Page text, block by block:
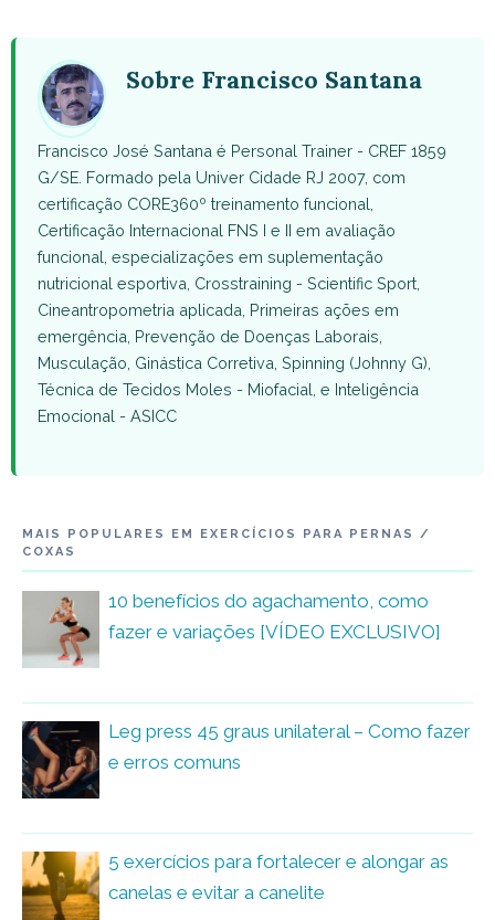
Sobre Francisco Santana
Francisco José Santana é Personal Trainer - CREF 1859
G/SE. Formado pela Univer Cidade RJ 2007, com
certificação CORE360º treinamento funcional,
Certificação Internacional FNS I e II em avaliação
funcional, especializações em suplementação
nutricional esportiva, Crosstraining - Scientific Sport,
Cineantropometria aplicada, Primeiras ações em
emergência, Prevenção de Doenças Laborais,
Musculação, Ginástica Corretiva, Spinning (Johnny G),
Técnica de Tecidos Moles - Miofacial, e Inteligência
Emocional - ASICC
MAIS POPULARES EM EXERCÍCIOS PARA PERNAS /
COXAS
10 benefícios do agachamento, como
fazer e variações [VÍDEO EXCLUSIVO]
Leg press 45 graus unilateral – Como fazer
e erros comuns
5 exercícios para fortalecer e alongar as
canelas e evitar a canelite